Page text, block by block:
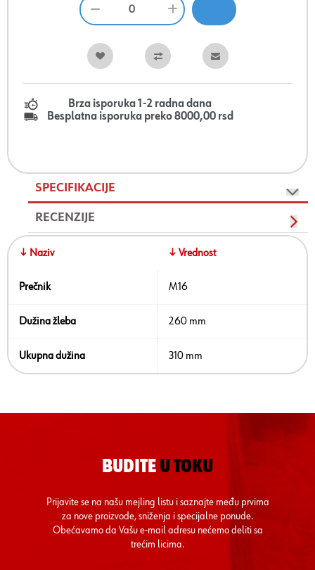
Brza isporuka 1-2 radna dana
Besplatna isporuka preko 8000,00 rsd
SPECIFIKACIJE
RECENZIJE
↓ Naziv ↓ Vrednost
Prečnik M16
Dužina žleba 260 mm
Ukupna dužina 310 mm
BUDITE U TOKU
Prijavite se na našu mejling listu i saznajte među prvima
za nove proizvode, sniženja i specijalne ponude.
Obećavamo da Vašu e-mail adresu nećemo deliti sa
trećim licima.